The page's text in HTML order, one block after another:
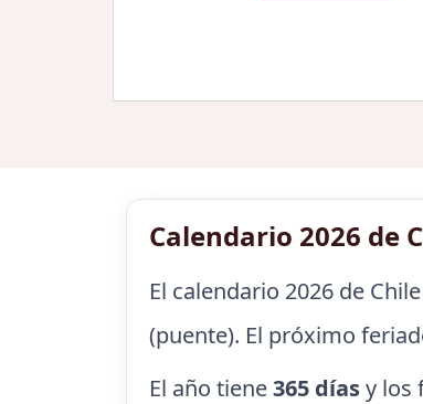
Calendario 2026 de
El calendario 2026 de
(puente). El próximo
El año tiene365 díasy los